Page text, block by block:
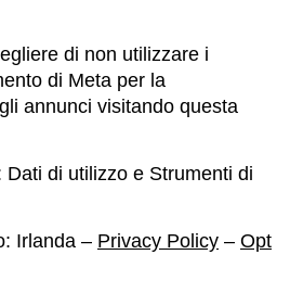
di non utilizzare i
di Meta per la
annunci visitando questa
di utilizzo e Strumenti di
Irlanda – Privacy Policy – Opt